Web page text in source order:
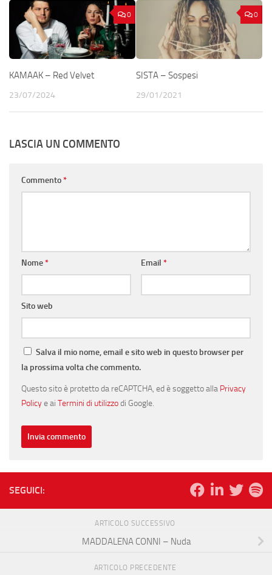
0
KAMAAK – Red Velvet
23/07/2024
0
SISTA – Sospesi
29/01/2021
LASCIA UN COMMENTO
Commento*
Nome* Email *
Sito web
Salva il mio nome, email e sito web in questo browser per
la prossima volta che commento.
Questo sito è protetto da reCAPTCHA, ed è soggetto alla Privacy
Policye ai Termini di utilizzodi Google.
SEGUICI:
ARTICOLO SUCCESSIVO
MADDALENA CONNI – Nuda
ARTICOLO PRECEDENTE